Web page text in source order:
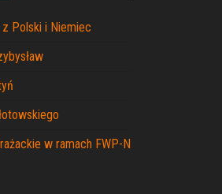
Polski i Niemiec
w ramach FWP-N